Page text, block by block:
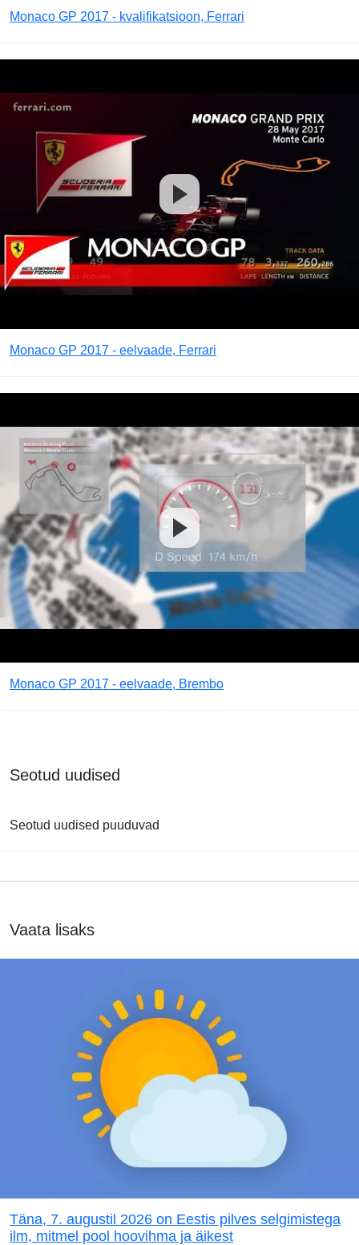
Monaco GP 2017 - kvalifikatsioon, Ferrari
Monaco GP 2017 - eelvaade, Ferrari
Monaco GP 2017 - eelvaade, Brembo
Seotud uudised
Seotud uudised puuduvad
Vaata lisaks
Täna, 7. augustil 2026 on Eestis pilves selgimistega
ilm, mitmel pool hoovihma ja äikest